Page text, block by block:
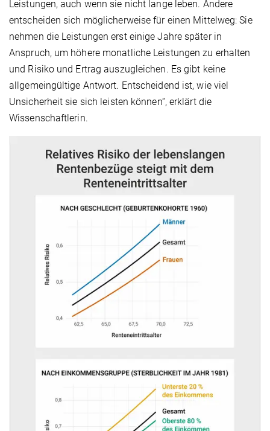
Leistungen, auch wenn sie nicht lange leben. Andere
entscheiden sich möglicherweise für einen Mittelweg: Sie
nehmen die Leistungen erst einige Jahre später in
Anspruch, um höhere monatliche Leistungen zu erhalten
und Risiko und Ertrag auszugleichen. Es gibt keine
allgemeingültige Antwort. Entscheidend ist, wie viel
Unsicherheit sie sich leisten können“, erklärt die
Wissenschaftlerin.